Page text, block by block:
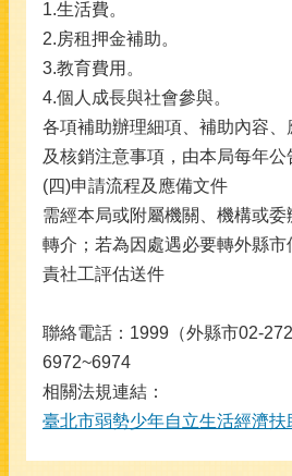
1.生活費。
2.房租押金補助。
3.教育費用。
4.個人成長與社會參與。
各項補助辦理細項、補助內容
及核銷注意事項，由本局每年公
(四)申請流程及應備文件
需經本局或附屬機關、機構或
轉介；若為因處遇必要轉外縣
責社工評估送件
聯絡電話：1999（外縣市02-
6972~6974
相關法規連結：
臺北市弱勢少年自立生活經濟扶